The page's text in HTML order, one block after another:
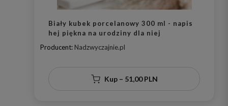
Biały kubek porcelanowy 300 ml - napis
hej piękna na urodziny dla niej
Producent: Nadzwyczajnie.pl
Kup – 51,00 PLN